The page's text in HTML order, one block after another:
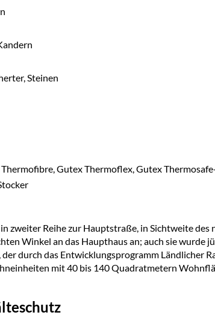
Steinen
Gutex Thermoflex, Gutex
zweiter Reihe zur Hauptstraße, in Sichtweite des
Winkel an das Haupthaus an; auch sie wurde
durch das Entwicklungsprogramm Ländlicher
mit 40 bis 140 Quadratmetern